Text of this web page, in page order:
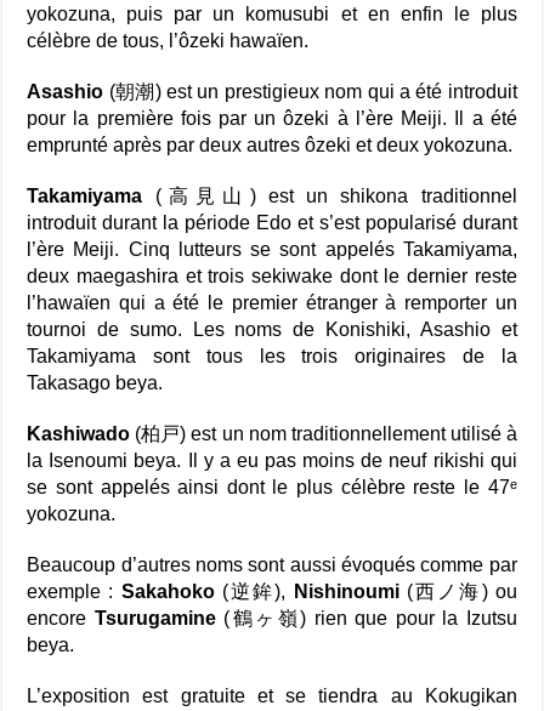
yokozuna, puis par un komusubi et en enfin le plus
célèbre de tous, l’ôzeki hawaïen.
Asashio (朝潮) est un prestigieux nom qui a été introduit
pour la première fois par un ôzeki à l’ère Meiji. Il a été
emprunté après par deux autres ôzeki et deux yokozuna.
Takamiyama (高見山) est un shikona traditionnel
introduit durant la période Edo et s’est popularisé durant
l’ère Meiji. Cinq lutteurs se sont appelés Takamiyama,
deux maegashira et trois sekiwake dont le dernier reste
l’hawaïen qui a été le premier étranger à remporter un
tournoi de sumo. Les noms de Konishiki, Asashio et
Takamiyama sont tous les trois originaires de la
Takasago beya.
Kashiwado (柏戸) est un nom traditionnellement utilisé à
la Isenoumi beya. Il y a eu pas moins de neuf rikishi qui
se sont appelés ainsi dont le plus célèbre reste le 47ᵉ
yokozuna.
Beaucoup d’autres noms sont aussi évoqués comme par
exemple : Sakahoko(逆鉾), Nishinoumi(西ノ海) ou
encore Tsurugamine(鶴ヶ嶺) rien que pour la Izutsu
beya.
L’exposition est gratuite et se tiendra au Kokugikan